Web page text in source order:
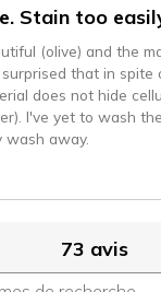
Stain too
(olive) and the
that in spite
does not hide
I've yet to wash
wash away.
73 avis